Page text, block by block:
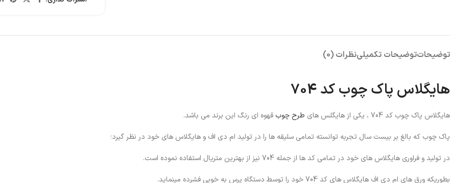
توضیحاتتوضیحات تکمیلینظرات (0)
هایگلاس پاک چوب کد 704
هایگلاس پاک چوب کد 704 ، یکی از هایگلس های طرح چوب قهوه ای رنگ این برند می باشد.
پاک چوب که بالغ بر بیست سال تجربه توانسته تمامی سلیقه ها را در تولید ام دی اف و هایگلاس های خود در نظر گیرد؛
در تولید و فراوری هایگلاس های خود در تمامی کد ها از جمله 704 نیز از بهترین متریال استفاده نموده است.
بطوریکه ورق های ام دی اف هایگلاس های کد 704 خود را توسط دستگاه پرس به خوبی فشرده مینماید.